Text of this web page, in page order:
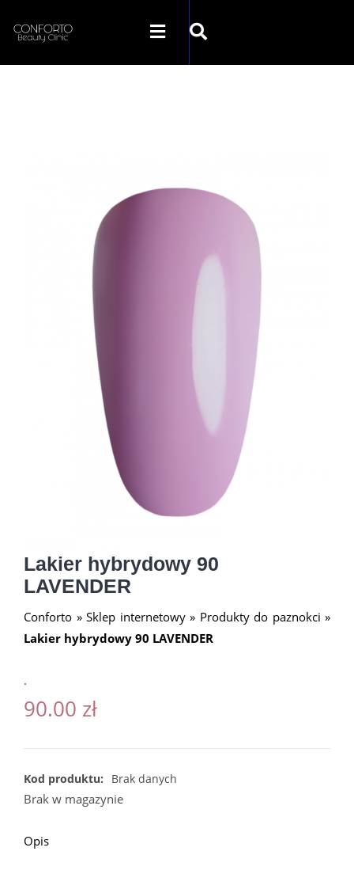
Lakier hybrydowy 90
LAVENDER
Conforto » Sklep internetowy» Produkty do paznokci »
Lakier hybrydowy 90 LAVENDER
.
90.00 zł
Kod produktu: Brak danych
Brak w magazynie
Opis